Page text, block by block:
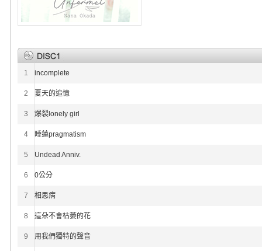
1 incomplete
2 夏天的追憶
3 爆裂lonely girl
4 睡蓮pragmatism
5 Undead Anniv.
6 0公分
7 相思病
8 這朵不會枯萎的花
9 用我們獨特的聲音